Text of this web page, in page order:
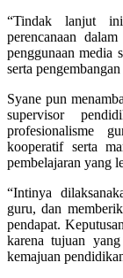
“Tindak lanjut
perencanaan
penggunaan media
serta
Syane pun
supervisor
profesionalisme
kooperatif serta
pembelajaran yang
“Intinya
guru, dan
pendapat.
karena tujuan
kemajuan